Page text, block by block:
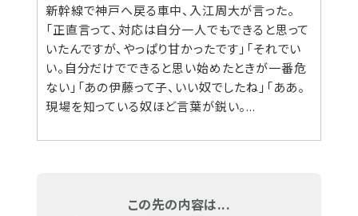
新幹線で神戸へ戻る車中、入江周大が言った。
「正直言って、対応は自分一人でもできると思って
いたんですが、やっぱり甘かったです」「それでい
い。自分だけでできると思い始めたときが一番危
ない」「あの伊藤って子、いい奴でしたね」「ああ。
現場を知っている奴ほど言葉が鋭い。...
この先の内容は...